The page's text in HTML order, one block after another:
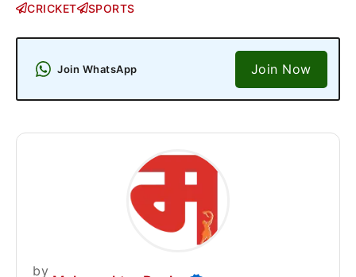
CRICKET SPORTS
Join WhatsApp Join Now
by